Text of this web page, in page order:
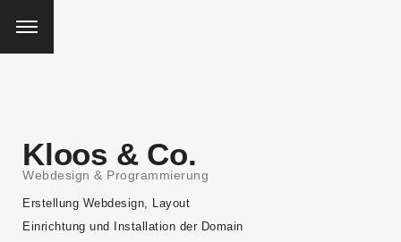
Kloos & Co.
Webdesign & Programmierung
Erstellung Webdesign, Layout
Einrichtung und Installation der Domain